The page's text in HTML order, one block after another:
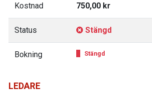
LEDARE
Kostnad 750,00 kr
Status Stängd
Bokning Stängd